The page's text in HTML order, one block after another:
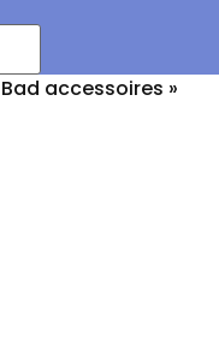
Bad accessoires »